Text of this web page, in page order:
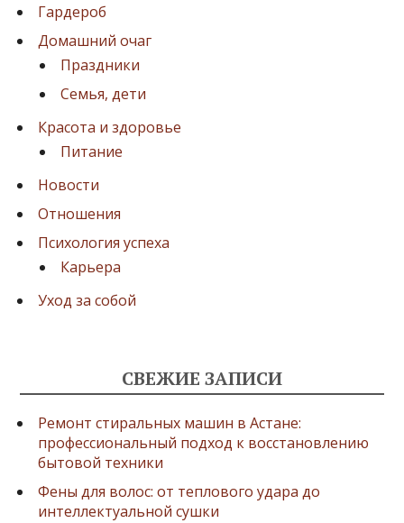
Гардероб
Домашний очаг
Праздники
Семья, дети
Красота и здоровье
Питание
Новости
Отношения
Психология успеха
Карьера
Уход за собой
СВЕЖИЕ ЗАПИСИ
Ремонт стиральных машин в Астане:
профессиональный подход к восстановлению
бытовой техники
Фены для волос: от теплового удара до
интеллектуальной сушки